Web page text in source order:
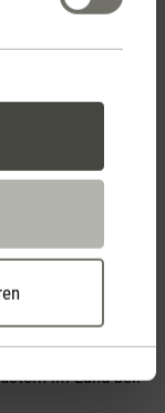
Städten
ein
Lage
gelegen,
aus
die
charakterisiert
im Land bei.